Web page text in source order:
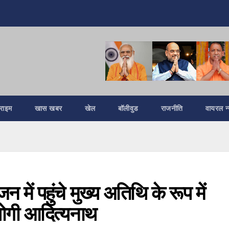
खास खबर खेल बॉलीवुड राजनीति वायरल
में पहुंचे मुख्य अतिथि के रूप में
आदित्यनाथ